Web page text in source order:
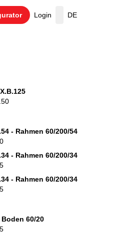
Login
Warenkorb
DE
- Rahmen 60/200/54
- Rahmen 60/200/34
- Rahmen 60/200/34
Boden 60/20